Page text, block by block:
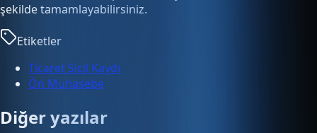
şekilde tamamlayabilirsiniz.
Etiketler
Ticaret Sicil Kaydı
Ön Muhasebe
Diğer yazılar